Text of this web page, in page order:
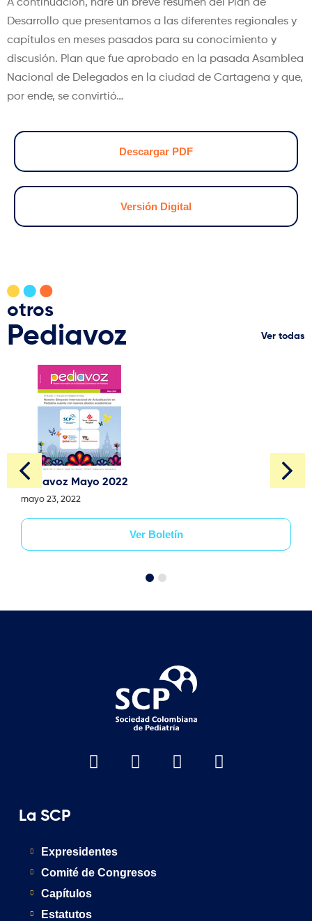
A continuación, haré un breve resumen del Plan de
Desarrollo que presentamos a las diferentes regionales y
capítulos en meses pasados para su conocimiento y
discusión. Plan que fue aprobado en la pasada Asamblea
Nacional de Delegados en la ciudad de Cartagena y que,
por ende, se convirtió…
Descargar PDF
Versión Digital
otros
Pediavoz Ver todas
Pediavoz Mayo 2022
mayo 23, 2022
Ver Boletín
La SCP
Expresidentes
Comité de Congresos
Capítulos
Estatutos